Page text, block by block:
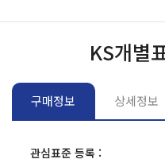
KS개별
구매정보 상세정보
관심표준 등록 :